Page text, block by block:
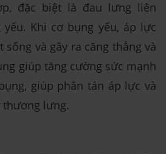
đặc biệt là đau lưng liên
Khi cơ bụng yếu, áp lực
sống và gây ra căng thẳng và
giúp tăng cường sức mạnh
giúp phân tán áp lực và
thương lưng.